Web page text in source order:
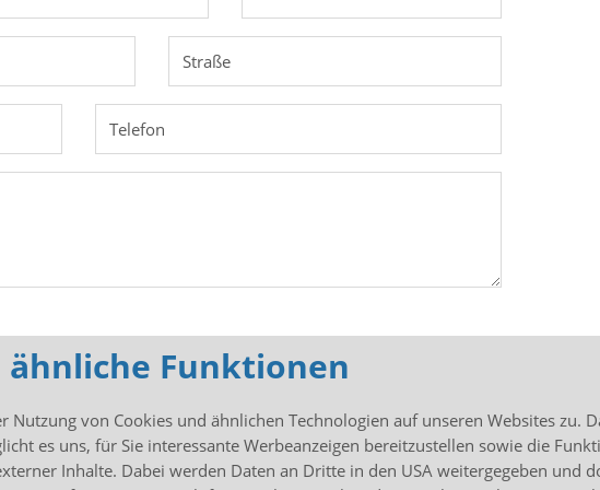
Funktionen
Nutzung von Cookies und ähnlichen Technologien auf unseren Websites zu.
es uns, für Sie interessante Werbeanzeigen bereitzustellen sowie die
Inhalte. Dabei werden Daten an Dritte in den USA weitergegeben und